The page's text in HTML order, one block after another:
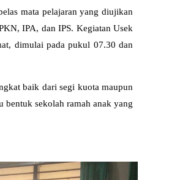
mata pelajaran yang diujikan
IPA, dan IPS. Kegiatan Usek
dimulai pada pukul 07.30 dan
baik dari segi kuota maupun
sekolah ramah anak yang